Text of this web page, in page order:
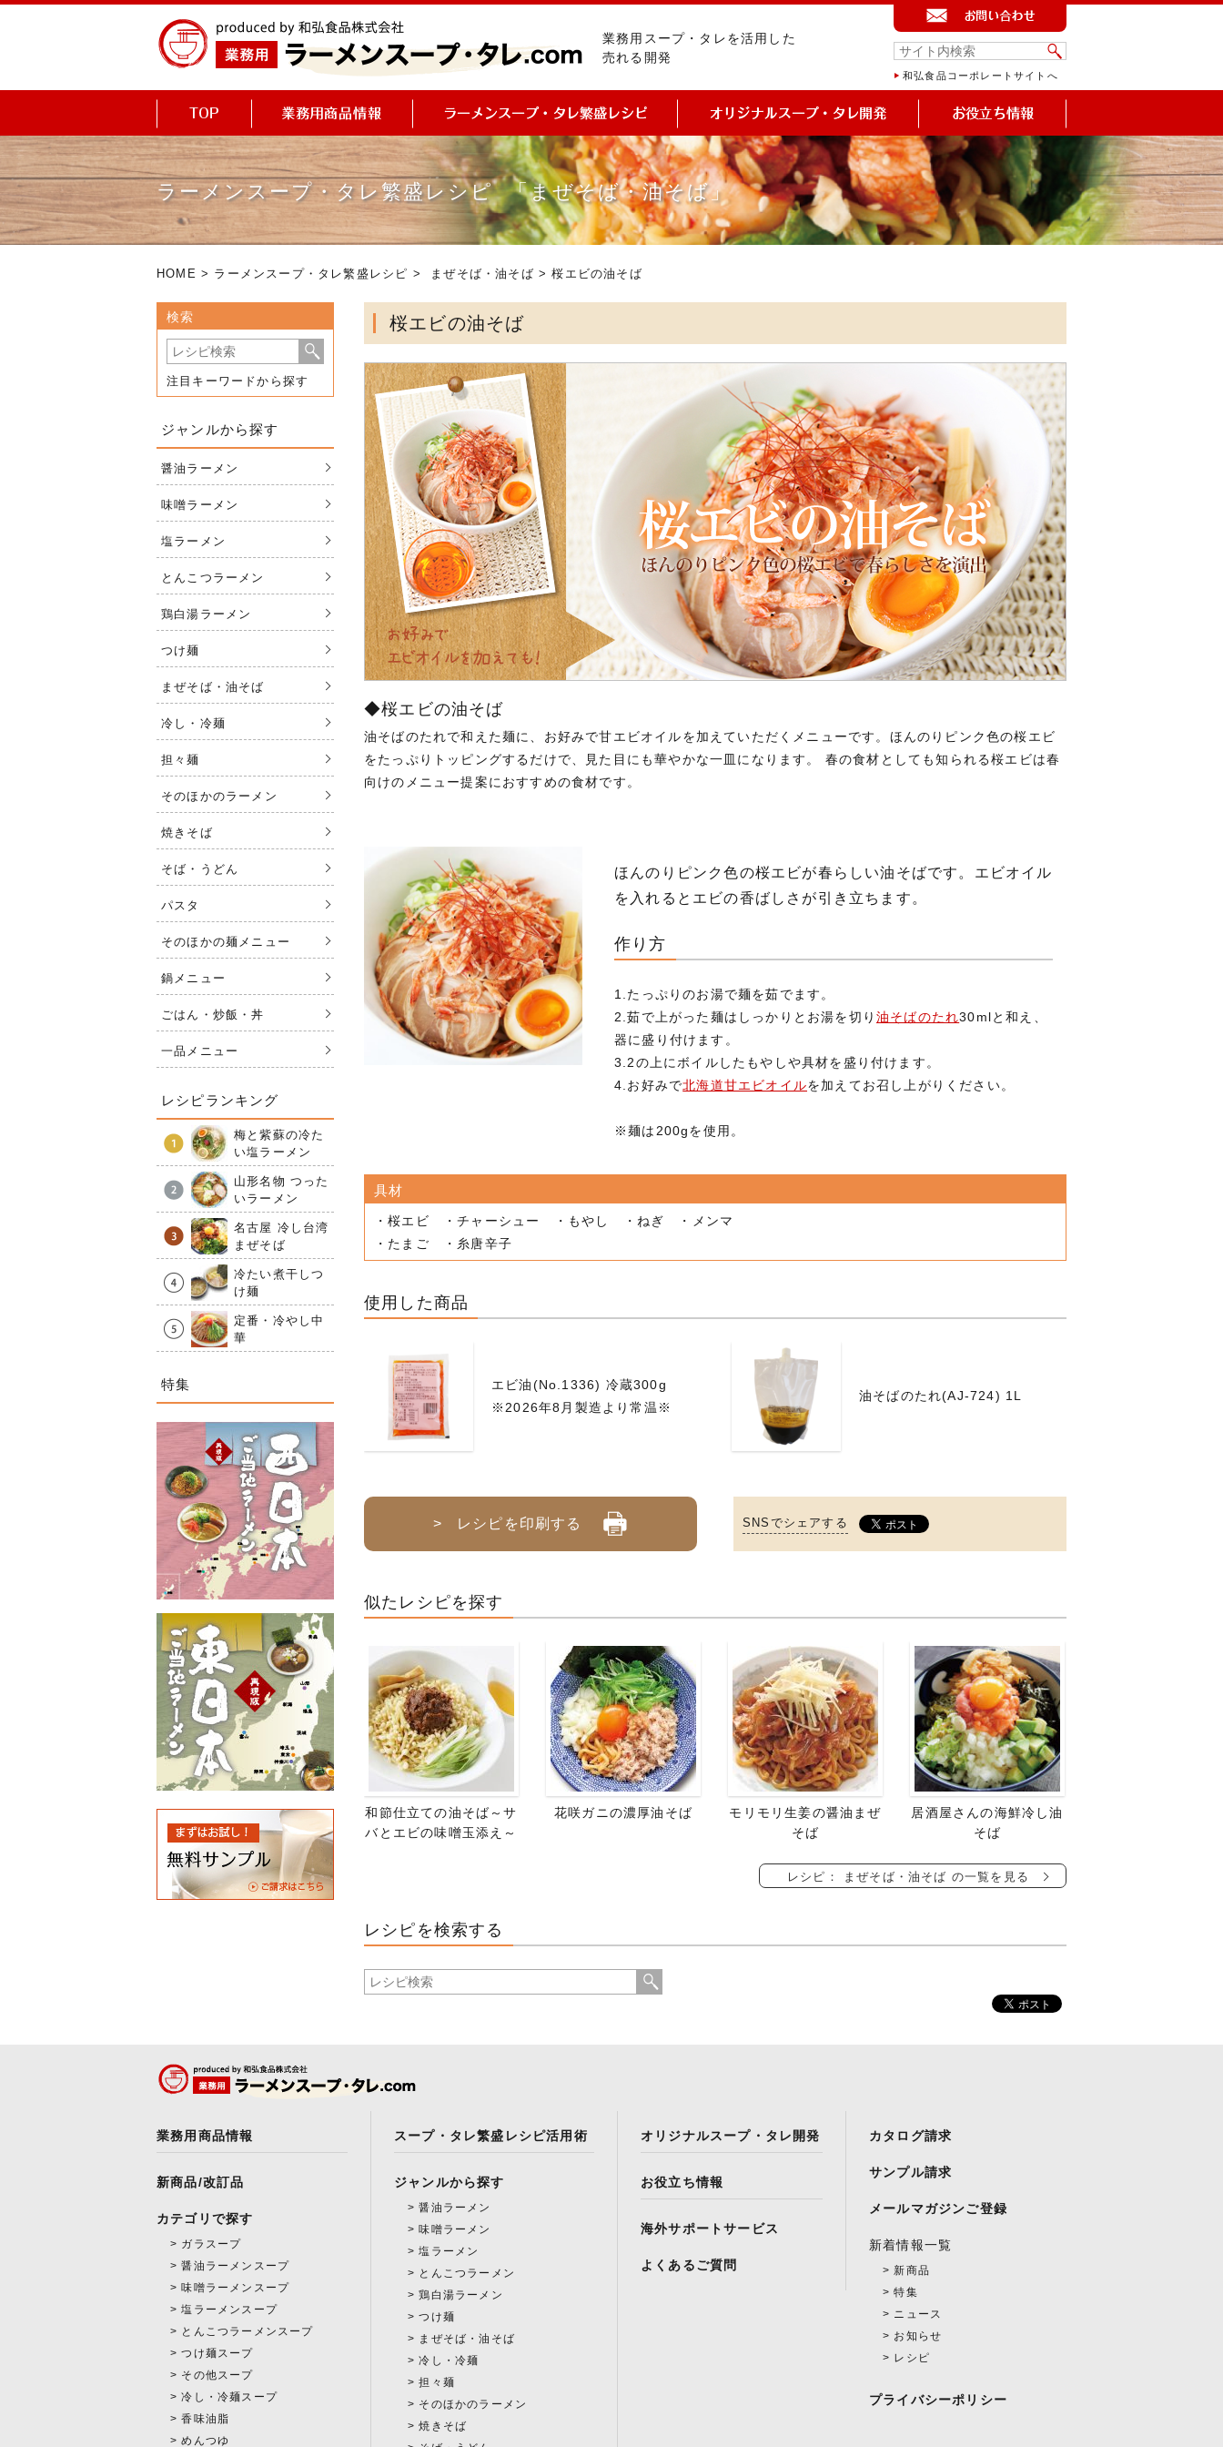
業務用スープ・タレを活用した
売れる開発
和弘食品コーポレートサイトへ
ラーメンスープ・タレ繁盛レシピ 「まぜそば・油そば」
HOME > ラーメンスープ・タレ繁盛レシピ > まぜそば・油そば > 桜エビの油そば
桜エビの油そば
◆桜エビの油そば
油そばのたれで和えた麺に、お好みで甘エビオイルを加えていただくメニューです。ほんのりピンク色の桜エビ
をたっぷりトッピングするだけで、見た目にも華やかな一皿になります。 春の食材としても知られる桜エビは春
向けのメニュー提案におすすめの食材です。
ほんのりピンク色の桜エビが春らしい油そばです。エビオイル
を入れるとエビの香ばしさが引き立ちます。
作り方
1.たっぷりのお湯で麺を茹でます。
2.茹で上がった麺はしっかりとお湯を切り 油そばのたれ30mlと和え、
器に盛り付けます。
3.2の上にボイルしたもやしや具材を盛り付けます。
4.お好みで北海道甘エビオイルを加えてお召し上がりください。
※麺は200gを使用。
具材
・桜エビ ・チャーシュー ・もやし ・ねぎ ・メンマ
・たまご ・糸唐辛子
使用した商品
エビ油(No.1336) 冷蔵300g
※2026年8月製造より常温※
油そばのたれ(AJ-724) 1L
> レシピを印刷する SNSでシェアする
似たレシピを探す
和節仕立ての油そば～サ
バとエビの味噌玉添え～
花咲ガニの濃厚油そば
モリモリ生姜の醤油まぜ
そば
居酒屋さんの海鮮冷し油
そば
レシピ： まぜそば・油そば の一覧を見る
レシピを検索する
検索
注目キーワードから探す
ジャンルから探す
醤油ラーメン
味噌ラーメン
塩ラーメン
とんこつラーメン
鶏白湯ラーメン
つけ麺
まぜそば・油そば
冷し・冷麺
担々麺
そのほかのラーメン
焼きそば
そば・うどん
パスタ
そのほかの麺メニュー
鍋メニュー
ごはん・炒飯・丼
一品メニュー
レシピランキング
梅と紫蘇の冷た
い塩ラーメン
山形名物 つった
いラーメン
名古屋 冷し台湾
まぜそば
冷たい煮干しつ
け麺
定番・冷やし中
華
特集
業務用商品情報
新商品/改訂品
カテゴリで探す
ガラスープ
醤油ラーメンスープ
味噌ラーメンスープ
塩ラーメンスープ
とんこつラーメンスープ
つけ麺スープ
その他スープ
冷し・冷麺スープ
香味油脂
めんつゆ
スープ・タレ繁盛レシピ活用術
ジャンルから探す
醤油ラーメン
味噌ラーメン
塩ラーメン
とんこつラーメン
鶏白湯ラーメン
つけ麺
まぜそば・油そば
冷し・冷麺
担々麺
そのほかのラーメン
焼きそば
オリジナルスープ・タレ開発
お役立ち情報
海外サポートサービス
よくあるご質問
カタログ請求
サンプル請求
メールマガジンご登録
新着情報一覧
新商品
特集
ニュース
お知らせ
レシピ
プライバシーポリシー